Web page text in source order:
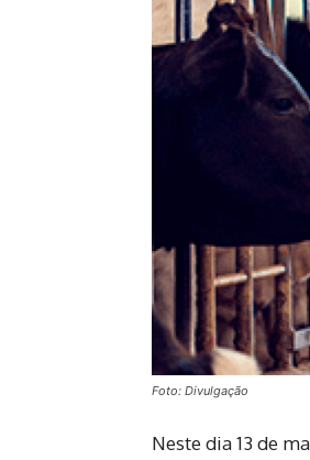
Foto: Divulgação
Neste dia 13 de